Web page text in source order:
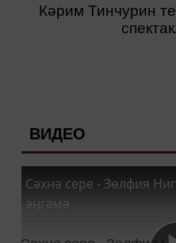
Кәрим Тинчурин
ВИДЕО
Сәхнә сере - Зөлфия
әңгәмә